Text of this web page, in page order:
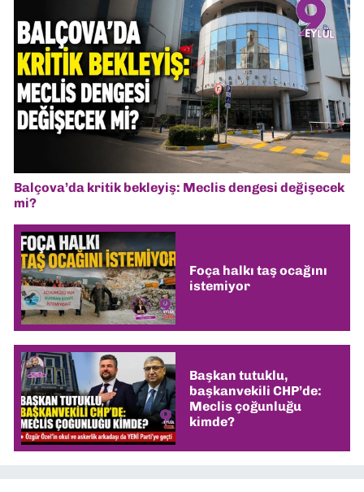
Balçova’da kritik bekleyiş: Meclis dengesi değişecek
mi?
Foça halkı taş ocağını
istemiyor
Başkan tutuklu,
başkanvekili CHP’de:
Meclis çoğunluğu
kimde?